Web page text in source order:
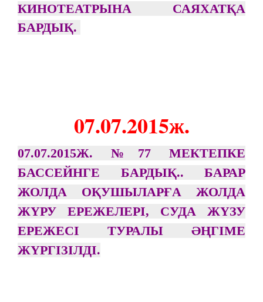
КИНОТЕАТРЫНА САЯХАТҚА
БАРДЫҚ.
07.07.2015ж.
07.07.2015Ж. №77 МЕКТЕПКЕ
БАССЕЙНГЕ БАРДЫҚ.. БАРАР
ЖОЛДА ОҚУШЫЛАРҒА ЖОЛДА
ЖҮРУ ЕРЕЖЕЛЕРІ, СУДА ЖҮЗУ
ЕРЕЖЕСІ ТУРАЛЫ ӘҢГІМЕ
ЖҮРГІЗІЛДІ.